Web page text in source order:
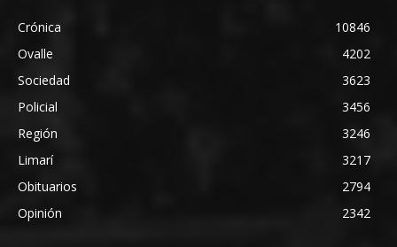
Crónica
10846
Ovalle
4202
Sociedad
3623
Policial
3456
Región
3246
Limarí
3217
Obituarios
2794
Opinión
2342